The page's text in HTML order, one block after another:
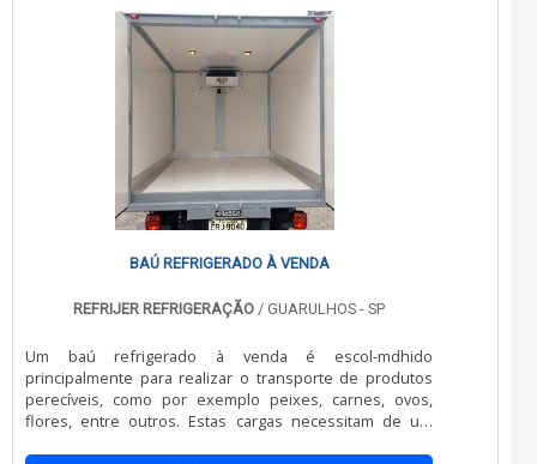
BAÚ REFRIGERADO À VENDA
REFRIJER REFRIGERAÇÃO / GUARULHOS - SP
Um baú refrigerado à venda é escol-mdhido
principalmente para realizar o transporte de produtos
perecíveis, como por exemplo peixes, carnes, ovos,
flores, entre outros. Estas cargas necessitam de um